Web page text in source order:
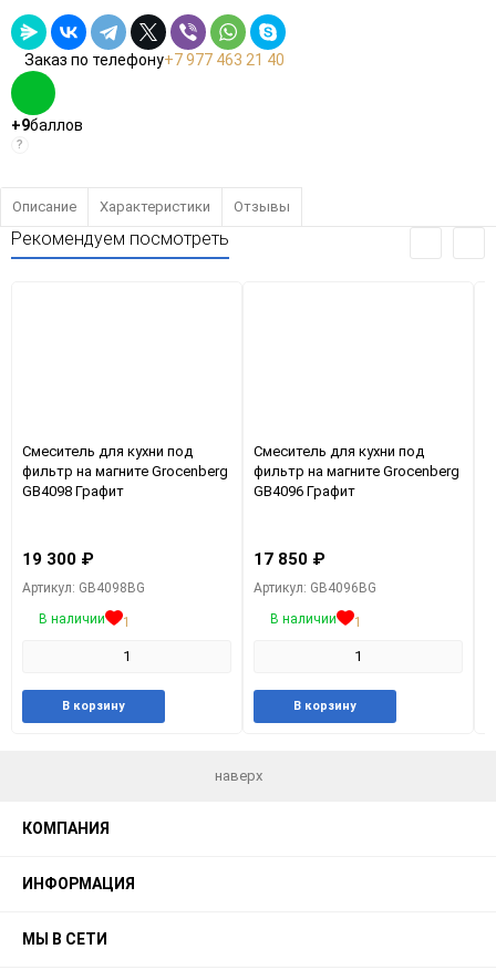
Заказ по телефону+7 977 463 21 40
+9баллов
?
Описание Характеристики Отзывы
Рекомендуем посмотреть
Смеситель для кухни под
фильтр на магните Grocenberg
GB4098 Графит
19 300 ₽
Артикул: GB4098BG
В наличии
1
В корзину
Смеситель для кухни под
фильтр на магните Grocenberg
GB4096 Графит
17 850 ₽
Артикул: GB4096BG
В наличии
1
В корзину
наверх
КОМПАНИЯ
ИНФОРМАЦИЯ
МЫ В СЕТИ